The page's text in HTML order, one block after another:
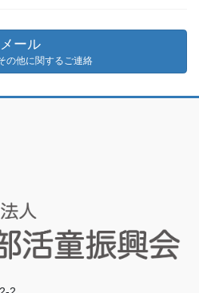
メール
の他に関するご連絡